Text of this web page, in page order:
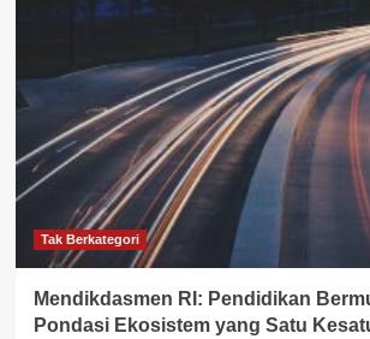
Tak Berkategori
Mendikdasmen RI: Pendidikan
Pondasi Ekosistem yang Satu